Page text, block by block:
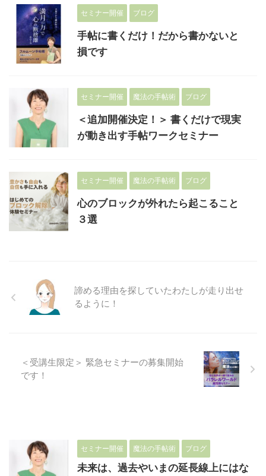
セミナー開催 ブログ
手帖に書くだけ！だから書かないと
損です
セミナー開催 魔法の手帖術 ブログ
＜追加開催決定！＞ 書くだけで現実
が動き出す手帖ワークセミナー
セミナー開催 魔法の手帖術 ブログ
心のブロックが外れたら起こること
３選
諦める理由を探していたわたしが走り出せ
るように！
＜受講生限定＞ 緊急セミナーの募集開始
です！
セミナー開催 魔法の手帖術 ブログ
未来は、過去やいまの延長線上にはな